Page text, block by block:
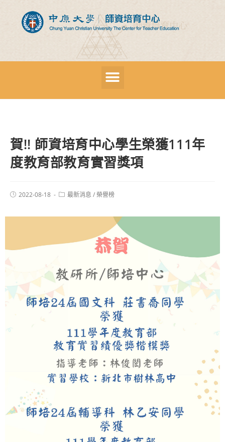
賀!! 師資培育中心學生榮獲111年
度教育部教育實習獎項
2022-08-18 最新消息 /榮譽榜